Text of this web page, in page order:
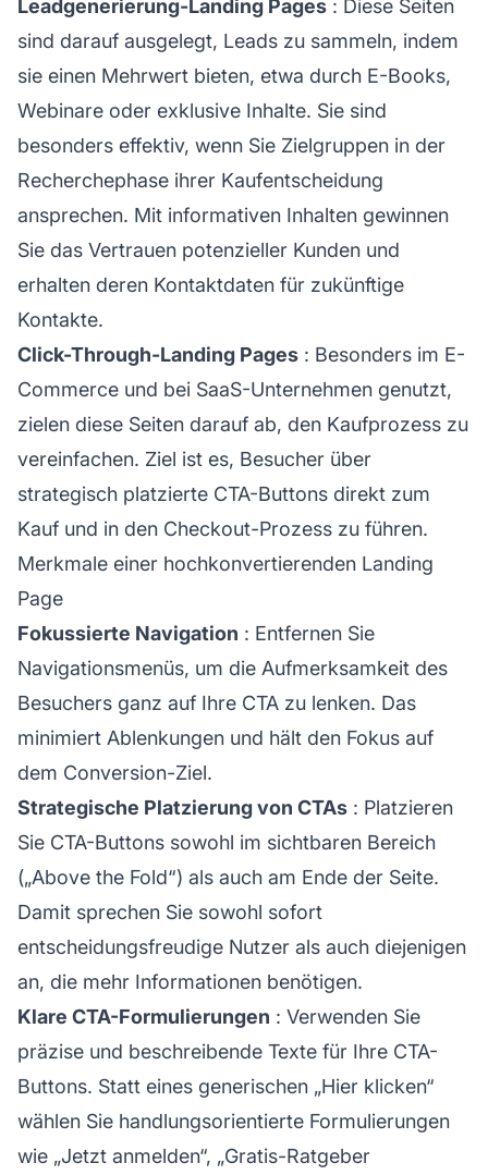
Leadgenerierung-Landing Pages : Diese Seiten
sind darauf ausgelegt, Leads zu sammeln, indem
sie einen Mehrwert bieten, etwa durch E-Books,
Webinare oder exklusive Inhalte. Sie sind
besonders effektiv, wenn Sie Zielgruppen in der
Recherchephase ihrer Kaufentscheidung
ansprechen. Mit informativen Inhalten gewinnen
Sie das Vertrauen potenzieller Kunden und
erhalten deren Kontaktdaten für zukünftige
Kontakte.
Click-Through-Landing Pages : Besonders im E-
Commerce und bei SaaS-Unternehmen genutzt,
zielen diese Seiten darauf ab, den Kaufprozess zu
vereinfachen. Ziel ist es, Besucher über
strategisch platzierte CTA-Buttons direkt zum
Kauf und in den Checkout-Prozess zu führen.
Merkmale einer hochkonvertierenden Landing
Page
Fokussierte Navigation : Entfernen Sie
Navigationsmenüs, um die Aufmerksamkeit des
Besuchers ganz auf Ihre CTA zu lenken. Das
minimiert Ablenkungen und hält den Fokus auf
dem Conversion-Ziel.
Strategische Platzierung von CTAs : Platzieren
Sie CTA-Buttons sowohl im sichtbaren Bereich
(„Above the Fold“) als auch am Ende der Seite.
Damit sprechen Sie sowohl sofort
entscheidungsfreudige Nutzer als auch diejenigen
an, die mehr Informationen benötigen.
Klare CTA-Formulierungen : Verwenden Sie
präzise und beschreibende Texte für Ihre CTA-
Buttons. Statt eines generischen „Hier klicken“
wählen Sie handlungsorientierte Formulierungen
wie „Jetzt anmelden“, „Gratis-Ratgeber